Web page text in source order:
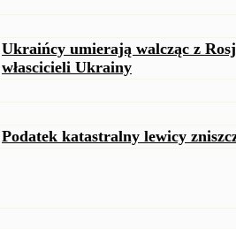
Ukraińcy umierają walcząc z
włascicieli Ukrainy
Podatek katastralny lewicy